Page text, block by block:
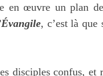
en œuvre un plan
, c’est là que
disciples confus,